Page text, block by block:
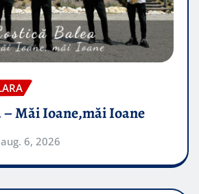
– Măi Ioane,măi Ioane
aug. 6, 2026